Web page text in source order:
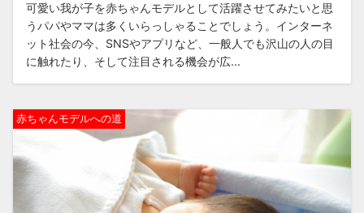
可愛い我が子を赤ちゃんモデルとして活躍させてみたいと思
うパパやママは多くいらっしゃることでしょう。インターネ
ット社会の今、SNSやアプリなど、一般人でも沢山の人の目
に触れたり、そして注目される機会が広...
赤ちゃんモデルへの道